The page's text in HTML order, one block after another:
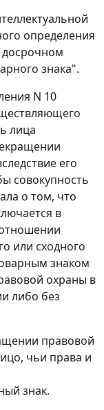
определения
досрочном
знака".
N 10
лица
его
совокупность
о том, что
в
или сходного
знаком
охраны в
либо без
правовой
чьи права и
знак.